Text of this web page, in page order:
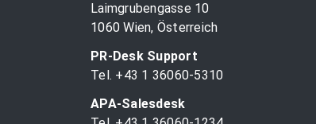
Laimgrubengasse 10
1060 Wien, Österreich
PR-Desk Support
Tel. +43 1 36060-5310
APA-Salesdesk